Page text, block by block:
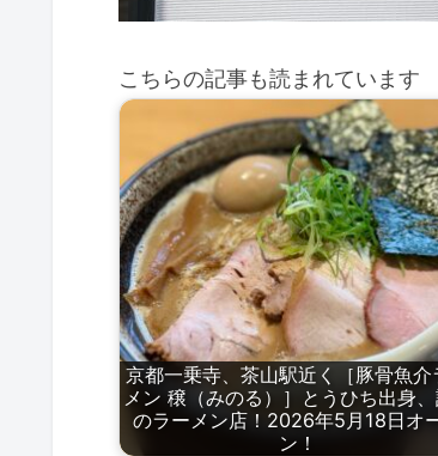
こちらの記事も読まれています
京都一乗寺、茶山駅近く［豚骨魚介
メン 穣（みのる）］とうひち出身
のラーメン店！2026年5月18日オ
ン！